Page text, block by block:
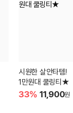
시원한 살안타템!
1만원대 쿨링티★
33% 11,900원